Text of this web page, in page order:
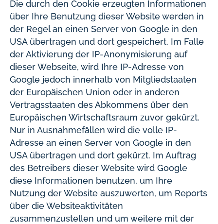
Die durch den Cookie erzeugten Informationen
über Ihre Benutzung dieser Website werden in
der Regel an einen Server von Google in den
USA übertragen und dort gespeichert. Im Falle
der Aktivierung der IP-Anonymisierung auf
dieser Webseite, wird Ihre IP-Adresse von
Google jedoch innerhalb von Mitgliedstaaten
der Europäischen Union oder in anderen
Vertragsstaaten des Abkommens über den
Europäischen Wirtschaftsraum zuvor gekürzt.
Nur in Ausnahmefällen wird die volle IP-
Adresse an einen Server von Google in den
USA übertragen und dort gekürzt. Im Auftrag
des Betreibers dieser Website wird Google
diese Informationen benutzen, um Ihre
Nutzung der Website auszuwerten, um Reports
über die Websiteaktivitäten
zusammenzustellen und um weitere mit der